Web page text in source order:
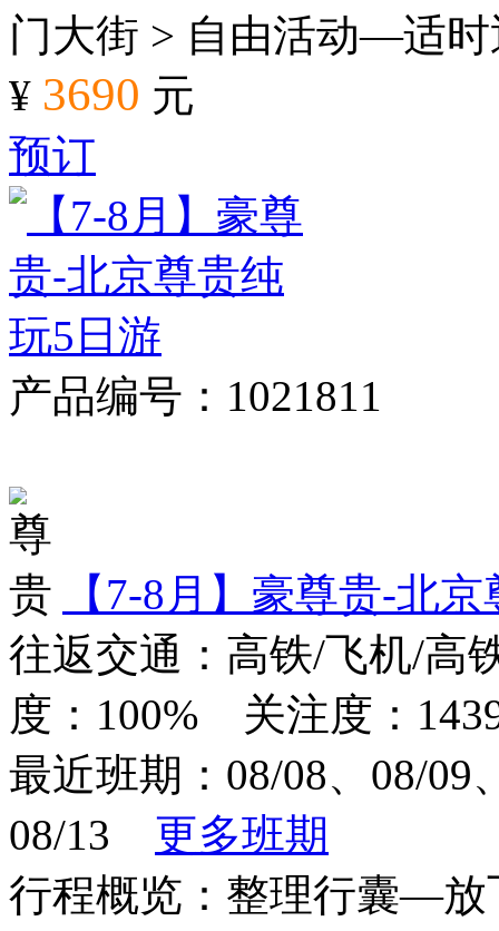
门大街 > 自由活动—适时
¥ 3690 元
预订
产品编号：1021811
【7-8月】豪尊贵-北
往返交通：高铁/飞机/
度：100% 关注度：
最近班期：08/08、08/09
08/13 更多班期
行程概览：整理行囊—